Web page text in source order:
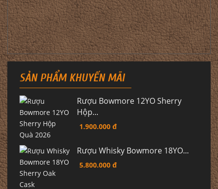
SẢN PHẨM KHUYẾN MÃI
Rượu Bowmore 12YO Sherry
Hộp...
1.900.000 đ
Rượu Whisky Bowmore 18YO...
5.800.000 đ